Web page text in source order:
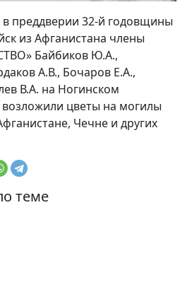
в преддверии 32-й годовщины
из Афганистана члены
Байбиков Ю.А.,
А.В., Бочаров Е.А.,
В.А. на Ногинском
цветы на могилы
Чечне и других
теме